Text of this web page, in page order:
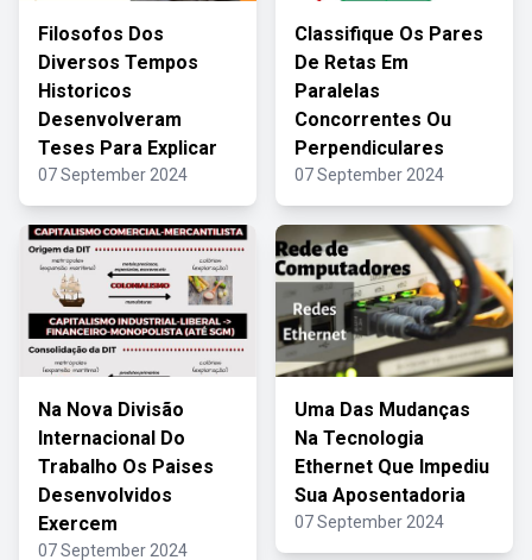
Filosofos Dos
Diversos Tempos
Historicos
Desenvolveram
Teses Para Explicar
07 September 2024
Classifique Os Pares
De Retas Em
Paralelas
Concorrentes Ou
Perpendiculares
07 September 2024
Na Nova Divisão
Internacional Do
Trabalho Os Paises
Desenvolvidos
Exercem
07 September 2024
Uma Das Mudanças
Na Tecnologia
Ethernet Que Impediu
Sua Aposentadoria
07 September 2024